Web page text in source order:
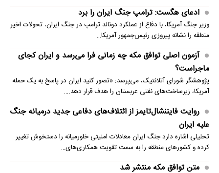
ادعای هگست: ترامپ جنگ ایران را برد
وزیر جنگ آمریکا، با دفاع از عملکرد دونالد ترامپ در جنگ ایران، تحولات اخیر
منطقه را نشانه پیروزی رئیس‌جمهور آمریکا…
آزمون اصلی توافق مکه چه زمانی فرا می‌رسد و ایران کجای
ماجراست؟
پژوهشگر شورای آتلانتیک، می‌پرسد: «تصور کنید ایران در پاسخ به یک حمله
آمریکا، زیرساخت‌های نفتی عربستان را هدف قرار دهد.…
روایت فایننشال‌تایمز از ائتلاف‌های دفاعی جدید درمیانه جنگ
علیه ایران
تحلیلی اشاره دارد جنگ ایران معادلات امنیتی خاورمیانه را دستخوش تغییر
کرده و کشورهای منطقه را به سمت تقویت همکاری‌های…
متن توافق مکه منتشر شد